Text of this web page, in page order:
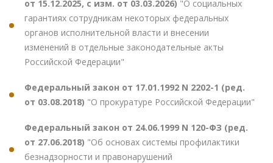
от 15.12.2025, с изм. от 03.03.2026) "О социальных
гарантиях сотрудникам некоторых федеральных
органов исполнительной власти и внесении
изменений в отдельные законодательные акты
Российской Федерации"
Федеральный закон от 17.01.1992 N 2202-1 (ред.
от 03.08.2018) "О прокуратуре Российской Федерации"
Федеральный закон от 24.06.1999 N 120-ФЗ (ред.
от 27.06.2018) "Об основах системы профилактики
безнадзорности и правонарушений